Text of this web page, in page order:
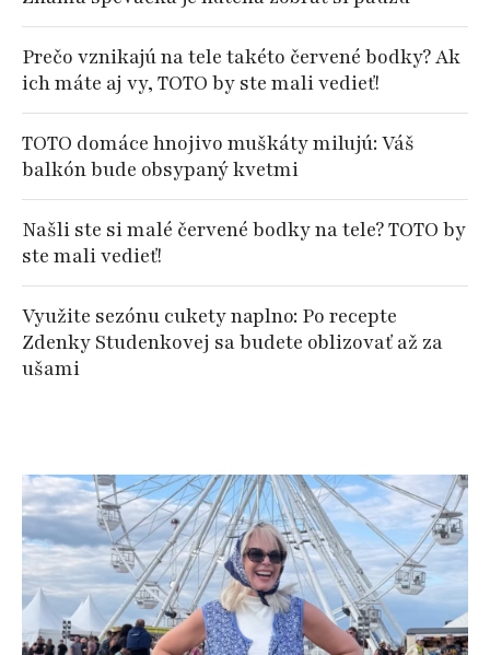
Prečo vznikajú na tele takéto červené bodky? Ak
ich máte aj vy, TOTO by ste mali vedieť!
TOTO domáce hnojivo muškáty milujú: Váš
balkón bude obsypaný kvetmi
Našli ste si malé červené bodky na tele? TOTO by
ste mali vedieť!
Využite sezónu cukety naplno: Po recepte
Zdenky Studenkovej sa budete oblizovať až za
ušami